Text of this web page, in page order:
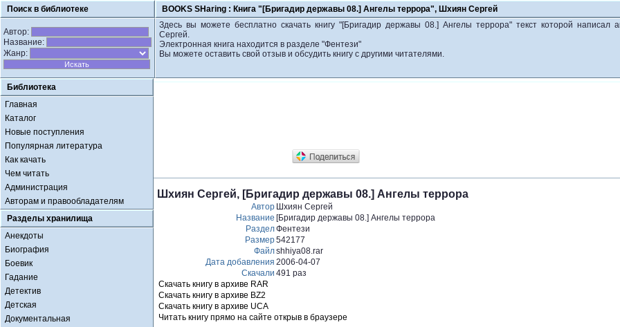
Поиск в библиотеке BOOKS SHaring : Книга "[Бригадир державы 08.] Ангелы террора", Шхиян Сергей
Автор:
Название:
Жанр:
Здесь вы можете бесплатно скачать книгу "[Бригадир державы 08.] Ангелы террора" текст которой написал
Сергей.
Электронная книга находится в разделе "Фентези"
Вы можете оставить свой отзыв и обсудить книгу с другими читателями.
Библиотека
Главная
Каталог
Новые поступления
Популярная литература
Как качать
Чем читать
Администрация
Авторам и правообладателям
Разделы хранилища
Анекдоты
Биография
Боевик
Гадание
Детектив
Детская
Документальная
Шхиян Сергей, [Бригадир державы 08.] Ангелы террора
Автор Шхиян Сергей
Название [Бригадир державы 08.] Ангелы террора
РазделФентези
Размер542177
Файлshhiya08.rar
Дата добавления 2006-04-07
Скачали 491 раз
Скачать книгу в архиве RAR
Скачать книгу в архиве BZ2
Скачать книгу в архиве UCA
Читать книгу прямо на сайте открыв в браузере